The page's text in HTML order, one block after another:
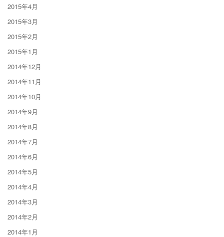
2015年4月
2015年3月
2015年2月
2015年1月
2014年12月
2014年11月
2014年10月
2014年9月
2014年8月
2014年7月
2014年6月
2014年5月
2014年4月
2014年3月
2014年2月
2014年1月